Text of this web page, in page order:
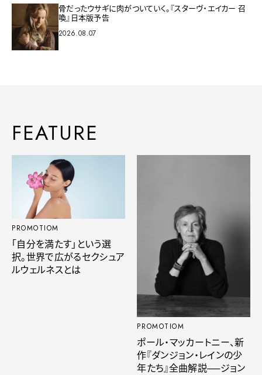
骨だったウサギに肉がついていく。『スターヴ・エイカー 召
喚』日本版予告
2026.08.07
FEATURE
PROMOTIOM
「自分を満たす」という選
択。世界で広がるセクシュア
ルウェルネスとは
PROMOTIOM
ポール・マッカートニー、新
作『ダンジョン・レインの少
年たち』全曲解説──ジョン